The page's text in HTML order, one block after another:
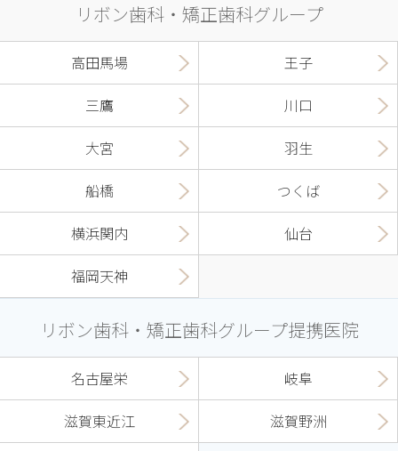
リボン歯科・矯正歯科グループ
高田馬場
王子
三鷹
川口
大宮
羽生
船橋
つくば
横浜関内
仙台
福岡天神
リボン歯科・矯正歯科グループ提携医院
名古屋栄
岐阜
滋賀東近江
滋賀野洲